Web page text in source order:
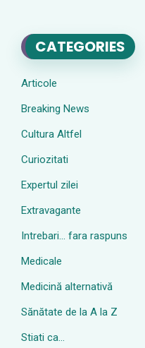
CATEGORIES
Articole
Breaking News
Cultura Altfel
Curiozitati
Expertul zilei
Extravagante
Intrebari… fara raspuns
Medicale
Medicină alternativă
Sănătate de la A la Z
Stiati ca…